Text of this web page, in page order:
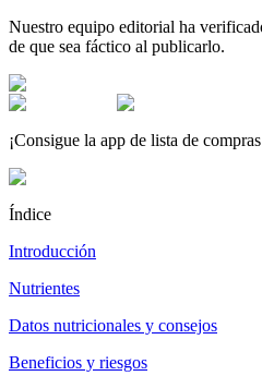
Nuestro equipo editorial ha
de que sea fáctico al publicarlo.
¡Consigue la app de lista de
Índice
Introducción
Nutrientes
Datos nutricionales y consejos
Beneficios y riesgos